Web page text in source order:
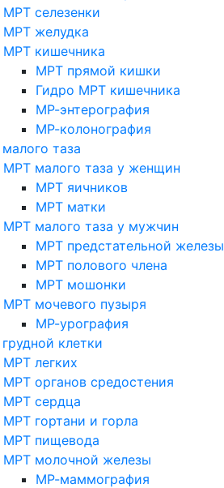
МРТ селезенки
МРТ желудка
МРТ кишечника
МРТ прямой кишки
Гидро МРТ кишечника
МР-энтерография
МР-колонография
таза
МРТ малого таза у женщин
МРТ яичников
МРТ матки
МРТ малого таза у мужчин
МРТ предстательной железы
МРТ полового члена
МРТ мошонки
МРТ мочевого пузыря
МР-урография
клетки
МРТ легких
МРТ органов средостения
МРТ сердца
МРТ гортани и горла
МРТ пищевода
МРТ молочной железы
МР-маммография